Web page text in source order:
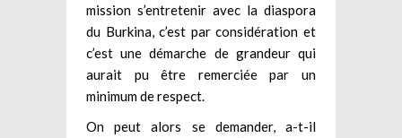
mission s’entretenir avec la diaspora
du Burkina, c’est par considération et
c’est une démarche de grandeur qui
aurait pu être remerciée par un
minimum de respect.
On peut alors se demander, a-t-il